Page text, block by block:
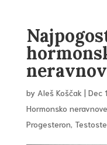
by Aleš Koščak | Dec
Hormonsko
Progesteron,